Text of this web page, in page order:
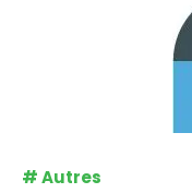
#Autres